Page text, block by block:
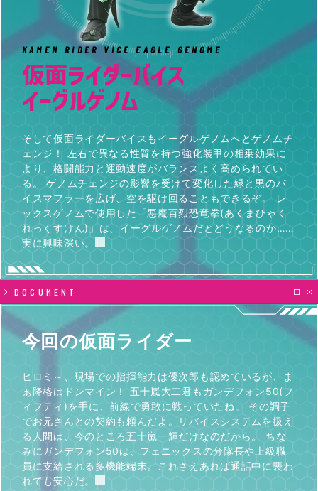
KAMEN RIDER VICE EAGLE GENOME
仮面ライダーバイス
イーグルゲノム
そして仮面ライダーバイスもイーグルゲノムへとゲノムチ
ェンジ！ 左右で異なる性質を持つ強化装甲の相乗効果に
より、格闘能力と運動速度がバランスよく高められてい
る。 ゲノムチェンジの影響を受けて変化した緑と黒のバ
イスマフラーを広げ、空を駆け回ることもできるぞ。 レ
ックスゲノムで使用した「悪魔百烈恐竜拳(あくまひゃく
れっくすけん)」は、イーグルゲノムだとどうなるのか……
実に興味深い。
DOCUMENT
今回の仮面ライダー
ヒロミ～、現場での指揮能力は優次郎も認めているが、ま
ぁ降格はドンマイン！ 五十嵐大二君もガンデフォン50(フ
ィフティ)を手に、前線で勇敢に戦っていたね。 その調子
でお兄さんとの契約も頼んだよ。リバイスシステムを扱え
る人間は、今のところ五十嵐一輝だけなのだから。 ちな
みにガンデフォン50は、フェニックスの分隊長や上級職
員に支給される多機能端末。これさえあれば通話中に襲わ
れても安心だ。